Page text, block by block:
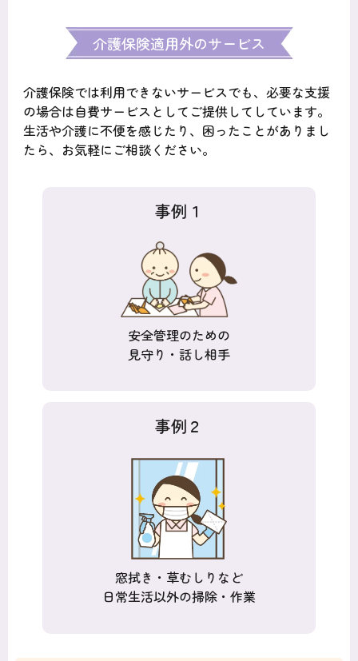
介護保険適用外のサービス
介護保険では利用できないサービスでも、必要な支援
の場合は自費サービスとしてご提供してしています。
生活や介護に不便を感じたり、困ったことがありまし
たら、お気軽にご相談ください。
事例１
安全管理のための
見守り・話し相手
事例２
窓拭き・草むしりなど
日常生活以外の掃除・作業